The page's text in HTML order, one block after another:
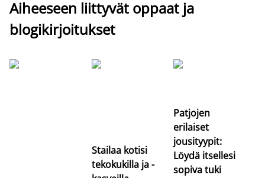
Aiheeseen liittyvät oppaat ja
blogikirjoitukset
Stailaa kotisi
tekokukilla ja -
Patjojen
erilaiset
jousityypit:
Löydä itsellesi
sopiva tuki